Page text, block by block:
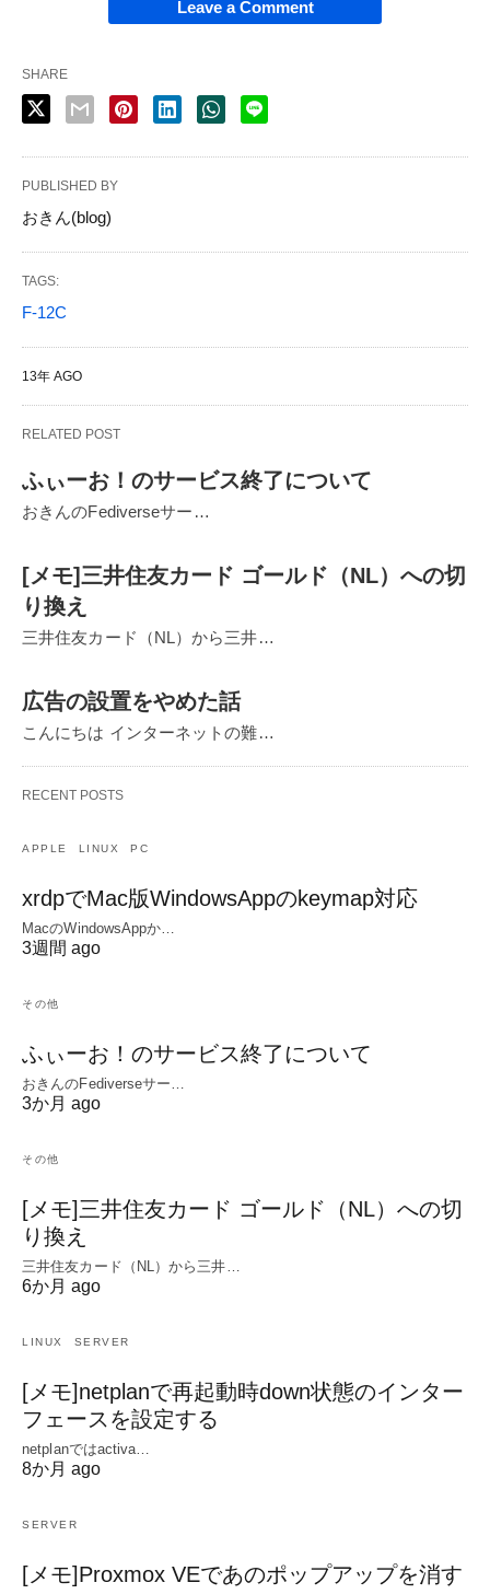
Leave a Comment
SHARE
PUBLISHED BY
おきん(blog)
TAGS:
F-12C
13年 AGO
RELATED POST
ふぃーお！のサービス終了について
おきんのFediverseサー…
[メモ]三井住友カード ゴールド（NL）への切
り換え
三井住友カード（NL）から三井…
広告の設置をやめた話
こんにちは インターネットの難…
RECENT POSTS
APPLE LINUX PC
xrdpでMac版WindowsAppのkeymap対応
MacのWindowsAppか…
3週間 ago
その他
ふぃーお！のサービス終了について
おきんのFediverseサー…
3か月 ago
その他
[メモ]三井住友カード ゴールド（NL）への切
り換え
三井住友カード（NL）から三井…
6か月 ago
LINUX SERVER
[メモ]netplanで再起動時down状態のインター
フェースを設定する
netplanではactiva…
8か月 ago
SERVER
[メモ]Proxmox VEであのポップアップを消す